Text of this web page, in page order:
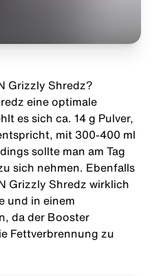
Grizzly Shredz?
eine optimale
es sich ca. 14 g Pulver,
mit 300-400 ml
sollte man am Tag
sich nehmen. Ebenfalls
Grizzly Shredz wirklich
und in einem
da der Booster
Fettverbrennung zu